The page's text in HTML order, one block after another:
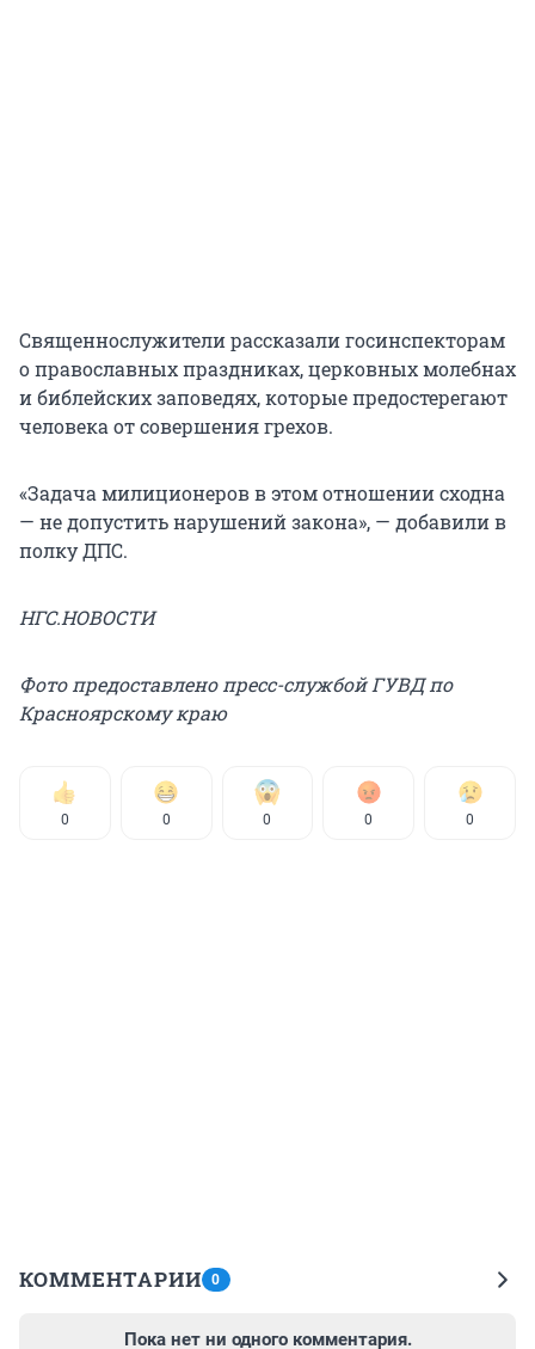
Священнослужители рассказали госинспекторам
о православных праздниках, церковных молебнах
и библейских заповедях, которые предостерегают
человека от совершения грехов.
«Задача милиционеров в этом отношении сходна
— не допустить нарушений закона», — добавили в
полку ДПС.
НГС.НОВОСТИ
Фото предоставлено пресс-службой ГУВД по
Красноярскому краю
0 0 0 0 0
КОММЕНТАРИИ 0
Пока нет ни одного комментария.